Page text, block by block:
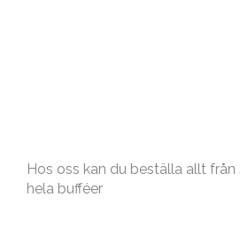
Hos oss kan du beställa allt
hela bufféer